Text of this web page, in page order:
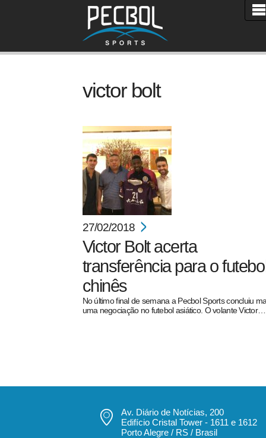
victor bolt
27/02/2018
Victor Bolt acerta
transferência para o
chinês
No último final de semana a Pecbol Sports concluiu
uma negociação no futebol asiático. O volante Victor…
Av. Diário de Notícias, 200
Edifício Cristal Tower - 1611 e 1612
Porto Alegre / RS / Brasil